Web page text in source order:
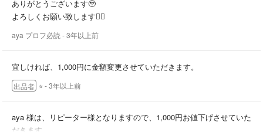
ありがとうございます🥹
よろしくお願い致します🙇‍♀️
aya プロフ必読 - 3年以上前
宜しければ、1,000円に金額変更させていただきます。
出品者 ⭐︎- 3年以上前
aya 様は、リピーター様となりますので、1,000円お値下げさせていた
だきます。